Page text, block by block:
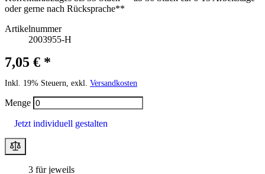
oder gerne nach Rücksprache**
Artikelnummer
2003955-H
7,05 € *
Inkl. 19% Steuern, exkl. Versandkosten
Menge
Jetzt individuell gestalten
3 für jeweils